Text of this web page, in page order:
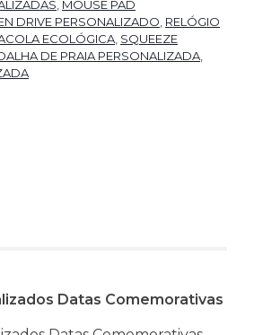
MOUSE PAD
DRIVE PERSONALIZADO RELÓGIO
ECOLÓGICA SQUEEZE
DE PRAIA PERSONALIZADA
Datas Comemorativas